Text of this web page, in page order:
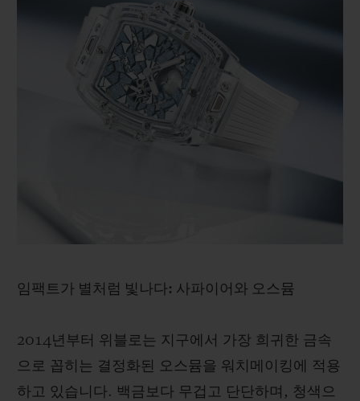
임팩트가 별처럼 빛나다: 사파이어와 오스뮴
2014년부터 위블로는 지구에서 가장 희귀한 금속
으로 꼽히는 결정화된 오스뮴을 워치메이킹에 적용
하고 있습니다. 백금보다 무겁고 단단하며, 청색으